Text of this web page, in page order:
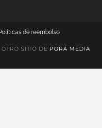
de reembolso
SITIO DE PORÁ MEDIA